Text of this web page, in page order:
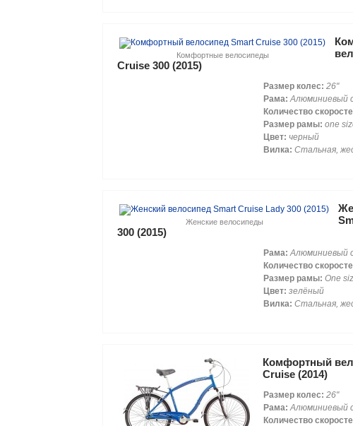
Комфортные велосипеды
Cruise 300 (2015)
Размер колес: 26"
Рама: Алюминиевый
Количество
Размер рамы: one
Цвет: черный
Вилка: Стальная,
Женские велосипеды
300 (2015)
Рама: Алюминиевый
Количество
Размер рамы: One
Цвет: зелёный
Вилка: Стальная,
Комфортный
Cruise (2014)
Размер колес: 26"
Рама: Алюминиевый
Количество